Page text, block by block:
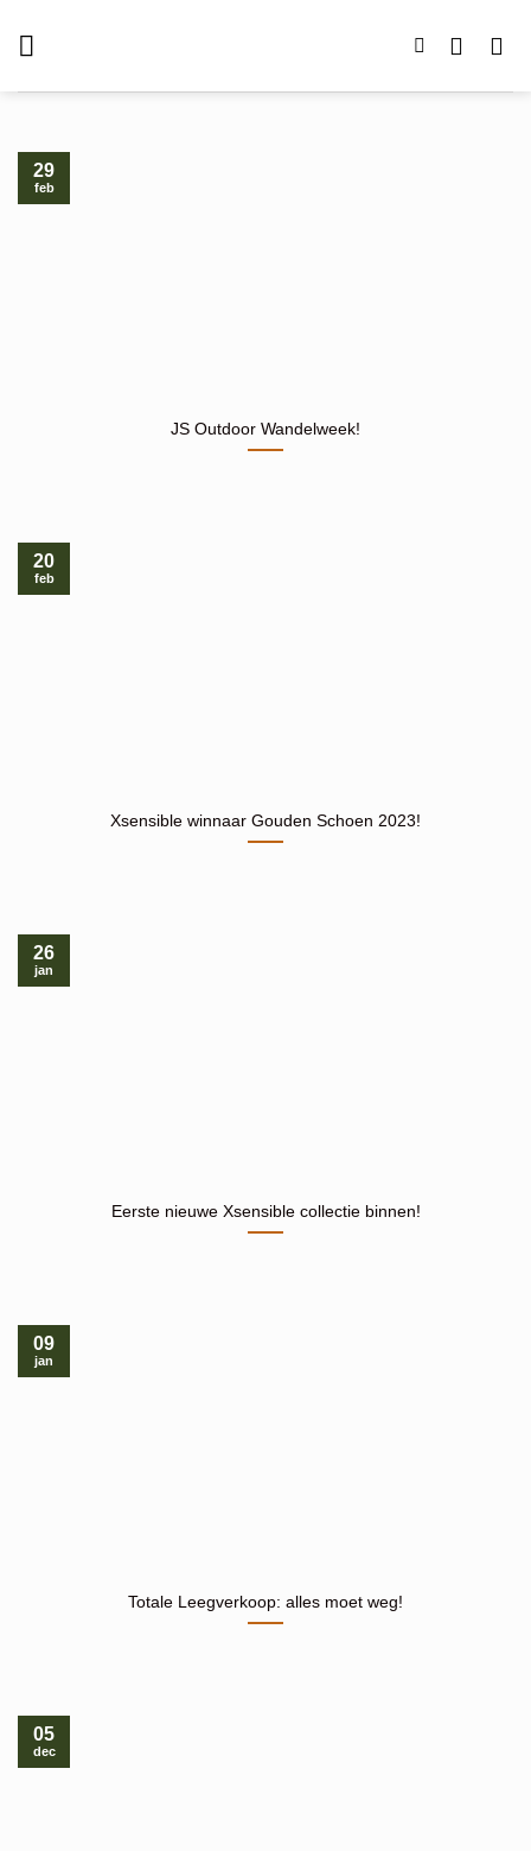
naar
JS Outdoor Wandelweek!
29
feb
Xsensible winnaar Gouden Schoen 2023!
20
feb
Eerste nieuwe Xsensible collectie binnen!
26
jan
Totale Leegverkoop: alles moet weg!
09
jan
05
dec